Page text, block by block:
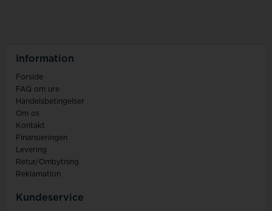
Information
Forside
FAQ om ure
Handelsbetingelser
Om os
Kontakt
Finansieringen
Levering
Retur/Ombytning
Reklamation
Kundeservice